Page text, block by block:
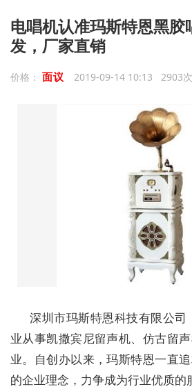
电唱机认准玛斯特恩黑胶
发，厂家直销
价格： 面议 2019-09-14 10:13 2903
深圳市玛斯特恩科技有限公司
业从事凯撒宾尼留声机、仿古留
业。自创办以来，玛斯特恩一直
的企业理念，力争成为行业优质的